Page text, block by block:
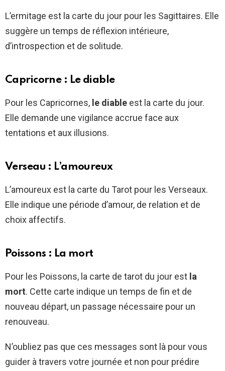
L’ermitage est la carte du jour pour les Sagittaires. Elle
suggère un temps de réflexion intérieure,
d’introspection et de solitude.
Capricorne : Le diable
Pour les Capricornes, le diable est la carte du jour.
Elle demande une vigilance accrue face aux
tentations et aux illusions.
Verseau : L’amoureux
L’amoureux est la carte du Tarot pour les Verseaux.
Elle indique une période d’amour, de relation et de
choix affectifs.
Poissons : La mort
Pour les Poissons, la carte de tarot du jour est la
mort. Cette carte indique un temps de fin et de
nouveau départ, un passage nécessaire pour un
renouveau.
N’oubliez pas que ces messages sont là pour vous
guider à travers votre journée et non pour prédire